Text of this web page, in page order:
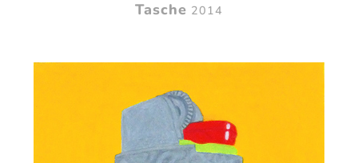
Tasche 2014